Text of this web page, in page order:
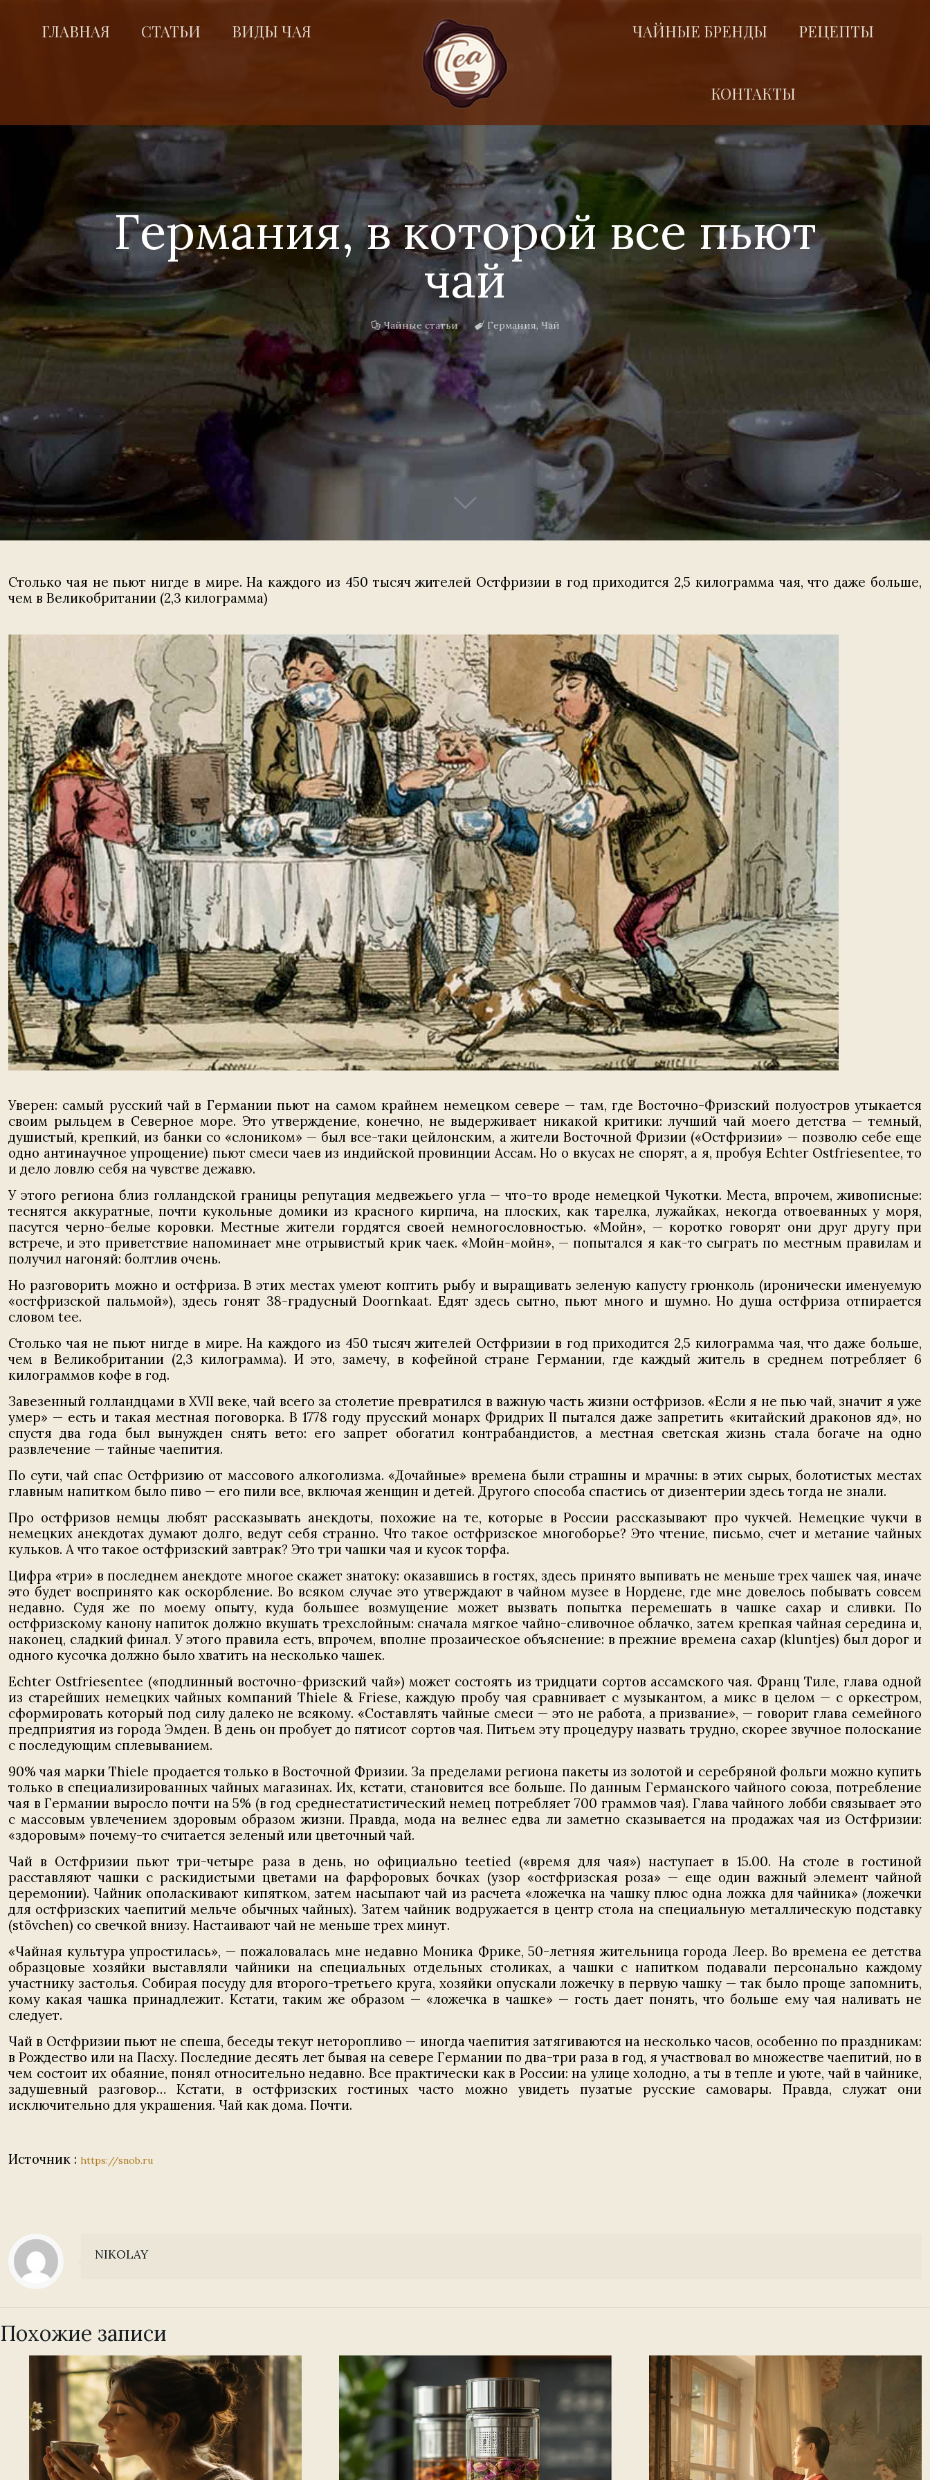
ГЛАВНАЯ СТАТЬИ ВИДЫ ЧАЯ ЧАЙНЫЕ БРЕНДЫ РЕЦЕПТЫ
КОНТАКТЫ
Германия, в которой все пьют
чай
Чайные статьи Германия, Чай
Столько чая не пьют нигде в мире. На каждого из 450 тысяч жителей Остфризии в год приходится 2,5 килограмма чая, что даже больше,
чем в Великобритании (2,3 килограмма)
Уверен: самый русский чай в Германии пьют на самом крайнем немецком севере — там, где Восточно-Фризский полуостров утыкается
своим рыльцем в Северное море. Это утверждение, конечно, не выдерживает никакой критики: лучший чай моего детства — темный,
душистый, крепкий, из банки со «слоником» — был все-таки цейлонским, а жители Восточной Фризии («Остфризии» — позволю себе еще
одно антинаучное упрощение) пьют смеси чаев из индийской провинции Ассам. Но о вкусах не спорят, а я, пробуя Echter Ostfriesentee, то
и дело ловлю себя на чувстве дежавю.
У этого региона близ голландской границы репутация медвежьего угла — что-то вроде немецкой Чукотки. Места, впрочем, живописные:
теснятся аккуратные, почти кукольные домики из красного кирпича, на плоских, как тарелка, лужайках, некогда отвоеванных у моря,
пасутся черно-белые коровки. Местные жители гордятся своей немногословностью. «Мойн», — коротко говорят они друг другу при
встрече, и это приветствие напоминает мне отрывистый крик чаек. «Мойн-мойн», — попытался я как-то сыграть по местным правилам и
получил нагоняй: болтлив очень.
Но разговорить можно и остфриза. В этих местах умеют коптить рыбу и выращивать зеленую капусту грюнколь (иронически именуемую
«остфризской пальмой»), здесь гонят 38-градусный Doornkaat. Едят здесь сытно, пьют много и шумно. Но душа остфриза отпирается
словом tee.
Столько чая не пьют нигде в мире. На каждого из 450 тысяч жителей Остфризии в год приходится 2,5 килограмма чая, что даже больше,
чем в Великобритании (2,3 килограмма). И это, замечу, в кофейной стране Германии, где каждый житель в среднем потребляет 6
килограммов кофе в год.
Завезенный голландцами в XVII веке, чай всего за столетие превратился в важную часть жизни остфризов. «Если я не пью чай, значит я уже
умер» — есть и такая местная поговорка. В 1778 году прусский монарх Фридрих II пытался даже запретить «китайский драконов яд», но
спустя два года был вынужден снять вето: его запрет обогатил контрабандистов, а местная светская жизнь стала богаче на одно
развлечение — тайные чаепития.
По сути, чай спас Остфризию от массового алкоголизма. «Дочайные» времена были страшны и мрачны: в этих сырых, болотистых местах
главным напитком было пиво — его пили все, включая женщин и детей. Другого способа спастись от дизентерии здесь тогда не знали.
Про остфризов немцы любят рассказывать анекдоты, похожие на те, которые в России рассказывают про чукчей. Немецкие чукчи в
немецких анекдотах думают долго, ведут себя странно. Что такое остфризское многоборье? Это чтение, письмо, счет и метание чайных
кульков. А что такое остфризский завтрак? Это три чашки чая и кусок торфа.
Цифра «три» в последнем анекдоте многое скажет знатоку: оказавшись в гостях, здесь принято выпивать не меньше трех чашек чая, иначе
это будет воспринято как оскорбление. Во всяком случае это утверждают в чайном музее в Нордене, где мне довелось побывать совсем
недавно. Судя же по моему опыту, куда большее возмущение может вызвать попытка перемешать в чашке сахар и сливки. По
остфризскому канону напиток должно вкушать трехслойным: сначала мягкое чайно-сливочное облачко, затем крепкая чайная середина и,
наконец, сладкий финал. У этого правила есть, впрочем, вполне прозаическое объяснение: в прежние времена сахар (kluntjes) был дорог и
одного кусочка должно было хватить на несколько чашек.
Echter Ostfriesentee («подлинный восточно-фризский чай») может состоять из тридцати сортов ассамского чая. Франц Тиле, глава одной
из старейших немецких чайных компаний Thiele & Friese, каждую пробу чая сравнивает с музыкантом, а микс в целом — с оркестром,
сформировать который под силу далеко не всякому. «Составлять чайные смеси — это не работа, а призвание», — говорит глава семейного
предприятия из города Эмден. В день он пробует до пятисот сортов чая. Питьем эту процедуру назвать трудно, скорее звучное полоскание
с последующим сплевыванием.
90% чая марки Thiele продается только в Восточной Фризии. За пределами региона пакеты из золотой и серебряной фольги можно купить
только в специализированных чайных магазинах. Их, кстати, становится все больше. По данным Германского чайного союза, потребление
чая в Германии выросло почти на 5% (в год среднестатистический немец потребляет 700 граммов чая). Глава чайного лобби связывает это
с массовым увлечением здоровым образом жизни. Правда, мода на велнес едва ли заметно сказывается на продажах чая из Остфризии:
«здоровым» почему-то считается зеленый или цветочный чай.
Чай в Остфризии пьют три-четыре раза в день, но официально teetied («время для чая») наступает в 15.00. На столе в гостиной
расставляют чашки с раскидистыми цветами на фарфоровых бочках (узор «остфризская роза» — еще один важный элемент чайной
церемонии). Чайник ополаскивают кипятком, затем насыпают чай из расчета «ложечка на чашку плюс одна ложка для чайника» (ложечки
для остфризских чаепитий мельче обычных чайных). Затем чайник водружается в центр стола на специальную металлическую подставку
(stövchen) со свечкой внизу. Настаивают чай не меньше трех минут.
«Чайная культура упростилась», — пожаловалась мне недавно Моника Фрике, 50-летняя жительница города Леер. Во времена ее детства
образцовые хозяйки выставляли чайники на специальных отдельных столиках, а чашки с напитком подавали персонально каждому
участнику застолья. Собирая посуду для второго-третьего круга, хозяйки опускали ложечку в первую чашку — так было проще запомнить,
кому какая чашка принадлежит. Кстати, таким же образом — «ложечка в чашке» — гость дает понять, что больше ему чая наливать не
следует.
Чай в Остфризии пьют не спеша, беседы текут неторопливо — иногда чаепития затягиваются на несколько часов, особенно по праздникам:
в Рождество или на Пасху. Последние десять лет бывая на севере Германии по два-три раза в год, я участвовал во множестве чаепитий, но в
чем состоит их обаяние, понял относительно недавно. Все практически как в России: на улице холодно, а ты в тепле и уюте, чай в чайнике,
задушевный разговор… Кстати, в остфризских гостиных часто можно увидеть пузатые русские самовары. Правда, служат они
исключительно для украшения. Чай как дома. Почти.
Источник : https://snob.ru
NIKOLAY
Похожие записи